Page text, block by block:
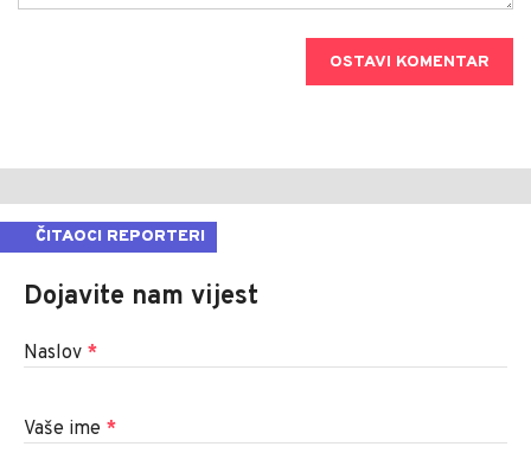
OSTAVI KOMENTAR
ČITAOCI REPORTERI
Dojavite nam vijest
Naslov *
Vaše ime *